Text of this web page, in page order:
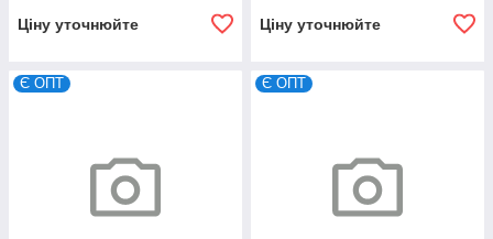
Ціну уточнюйте Ціну уточнюйте
Є ОПТ Є ОПТ